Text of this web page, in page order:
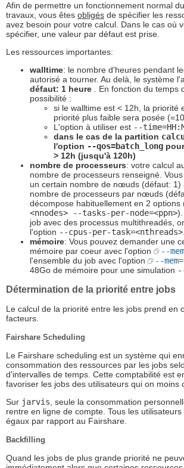
Afin de permettre un fonctionnement normal
travaux, vous êtes obligés de spécifier les
avez besoin pour votre calcul. Dans le cas où
spécifier, une valeur par défaut est prise.
Les ressources importantes:
walltime: le nombre d'heures pendant
autorisé a tourner. Au delà, le système
défaut: 1 heure . En fonction du temps
possibilité :
si le walltime est < 12h, la priorité
priorité plus faible sera posée
L'option à utiliser est --
dans le cas de la partition
l'option --qos=batch_long
> 12h (jusqu'à 120h)
nombre de processeurs: votre calcul
nombre de processeurs renseigné.
un certain nombre de nœuds (défaut: 1)
nombre de processeurs par nœuds
décompose habituellement en 2 options
<nnodes> --tasks-per-node=<ppn>
job avec des processus multithreadés,
l'option --cpus-per-task=<nthreads>.
mémoire: Vous pouvez demander une
mémoire par coeur avec l'option
--
l'ensemble du job avec l'option
--mem=
48Go de mémoire pour une simulation
Détermination de la priorité entre jobs
Le calcul de la priorité entre les jobs prend en
facteurs.
Fairshare Scheduling
Le Fairshare scheduling est un système qui
consommation des ressources par les jobs
d'intervalles de temps. Cette comptabilité est
favoriser les jobs des utilisateurs qui on moins
Sur jarvis, seule la consommation
rentre en ligne de compte. Tous les
égaux par rapport au Fairshare.
Backfilling
Quand les jobs de plus grande priorité ne